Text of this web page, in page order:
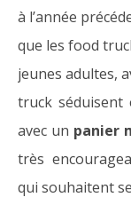
à l’année
que les food
jeunes adultes,
truck séduisent
avec un panier
très
qui souhaitent